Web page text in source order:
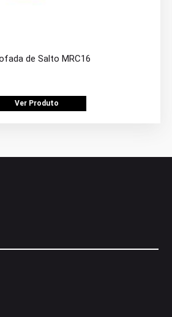
de Salto MRC16
Ver Produto